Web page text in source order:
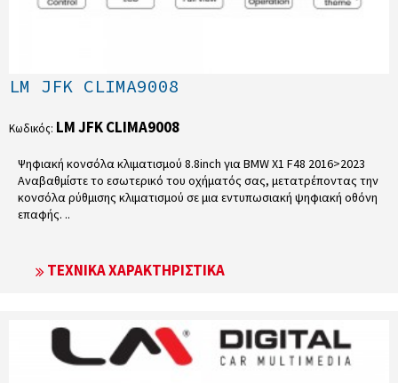
LM JFK CLIMA9008
Κωδικός: LM JFK CLIMA9008
Ψηφιακή κονσόλα κλιματισμού 8.8inch για BMW X1 F48 2016>2023
Αναβαθμίστε το εσωτερικό του οχήματός σας, μετατρέποντας την
κονσόλα ρύθμισης κλιματισμού σε μια εντυπωσιακή ψηφιακή οθόνη
επαφής. ..
ΤΕΧΝΙΚΆ ΧΑΡΑΚΤΗΡΙΣΤΙΚΆ